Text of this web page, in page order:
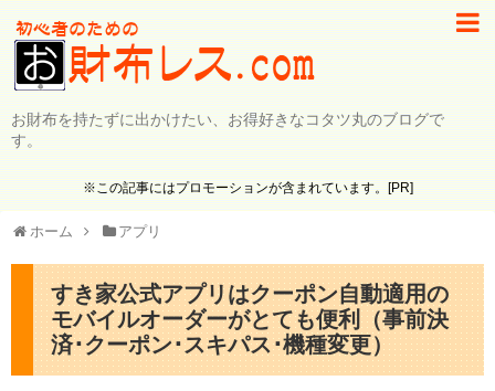
お財布を持たずに出かけたい、お得好きなコタツ丸のブログで
す。
※この記事にはプロモーションが含まれています。[PR]
ホーム アプリ
すき家公式アプリはクーポン自動適用の
モバイルオーダーがとても便利（事前決
済･クーポン･スキパス･機種変更）